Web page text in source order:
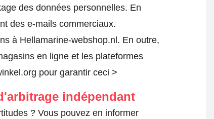
des données personnelles. En
des e-mails commerciaux.
à Hellamarine-webshop.nl. En outre,
en ligne et les plateformes
pour garantir ceci >
indépendant
? Vous pouvez en informer